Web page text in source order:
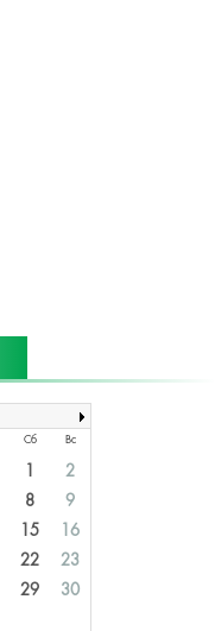
Сб Вс
1
2
8
9
15
16
22
23
29
30